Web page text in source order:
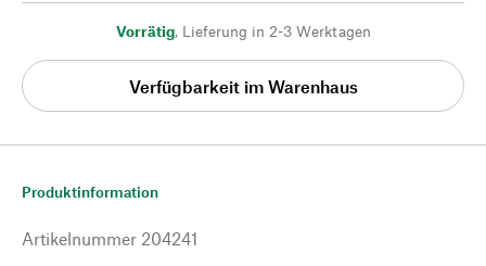
Vorrätig, Lieferung in 2-3 Werktagen
Verfügbarkeit im Warenhaus
Produktinformation
Artikelnummer 204241